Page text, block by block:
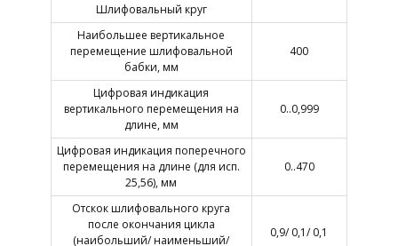
Шлифовальный круг
Наибольшее вертикальное
перемещение шлифовальной
бабки, мм
400
Цифровая индикация
вертикального перемещения на
длине, мм
0..0,999
Цифровая индикация поперечного
перемещения на длине (для исп.
25,56), мм
0..470
Отскок шлифовального круга
после окончания цикла
(наибольший/ наименьший/
0,9/ 0,1/ 0,1